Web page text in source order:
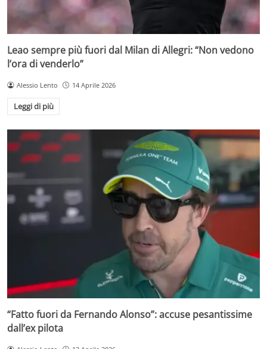
Leao sempre più fuori dal Milan di Allegri: “Non vedono
l’ora di venderlo”
Alessio Lento 14 Aprile 2026
Leggi di più
“Fatto fuori da Fernando Alonso”: accuse pesantissime
dall’ex pilota